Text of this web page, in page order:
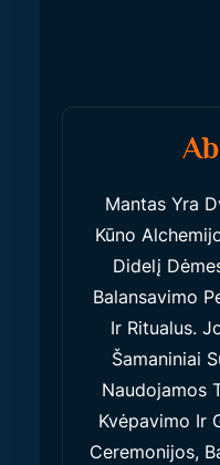
Mantas Yra
Kūno
Didelį
Balansavimo
Ir Ritualus.
Šamaniniai
Naudojamos
Kvėpavimo Ir
Ceremonijos,